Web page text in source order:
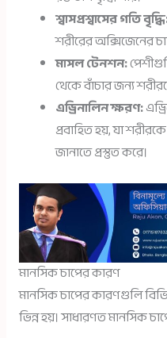
শ্বাসপ্রশ্বাসের গতি
শরীরের অক্সিজেনের
মাসল টেনশন:
থেকে বাঁচার জন্য
এড্রিনালিন ক্ষরণ:
প্রবাহিত হয়, যা
জানাতে প্রস্তুত করে।
মানসিক চাপের কারণ
মানসিক চাপের কারণগুলি
ভিন্ন হয়। সাধারণত মানসিক